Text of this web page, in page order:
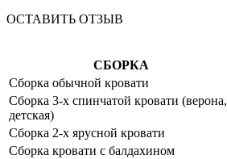
ОСТАВИТЬ ОТЗЫВ
СБОРКА
Сборка обычной кровати
Сборка 3-х спинчатой кровати (верона,
детская)
Сборка 2-х ярусной кровати
Сборка кровати с балдахином